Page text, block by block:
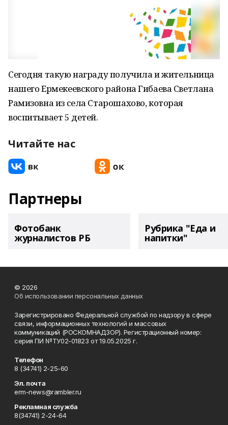
Сегодня такую награду получила и жительница
нашего Ермекеевского района Гибаева Светлана
Рамизовна из села Старошахово, которая
воспитывает 5 детей.
Читайте нас
Партнеры
Фотобанк
журналистов РБ
Рубрика "Еда и
напитки"
© 2026
Об использовании персональных данных
Зарегистрировано Федеральной службой по надзору в сфере
связи, информационных технологий и массовых
коммуникаций (РОСКОМНАДЗОР). Регистрационный номер:
серия ПИ №ТУ02-01823 от 19.05.2025 г.
Телефон
8 (34741) 2-25-60
Эл. почта
erm-news@rambler.ru
Рекламная служба
8(34741) 2-24-64